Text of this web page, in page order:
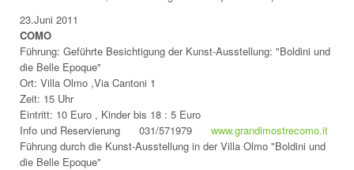
23.Juni 2011
COMO
Führung: Geführte Besichtigung der Kunst-Ausstellung: "Boldini und
die Belle Epoque"
Ort: Villa Olmo ,Via Cantoni 1
Zeit: 15 Uhr
Eintritt: 10 Euro , Kinder bis 18 : 5 Euro
Info und Reservierung 031/571979 www.grandimostrecomo.it
Führung durch die Kunst-Ausstellung in der Villa Olmo "Boldini und
die Belle Epoque"